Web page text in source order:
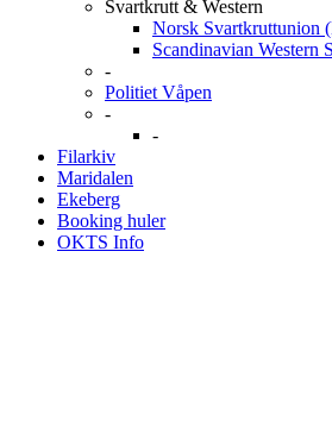
Svartkrutt & Western
Norsk Svartkruttunion
Scandinavian Western
-
Politiet Våpen
-
-
Filarkiv
Maridalen
Ekeberg
Booking huler
OKTS Info